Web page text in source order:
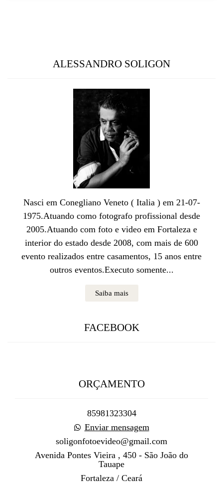
ALESSANDRO SOLIGON
Nasci em Conegliano Veneto ( Italia ) em 21-07-
1975.Atuando como fotografo profissional desde
2005.Atuando com foto e video em Fortaleza e
interior do estado desde 2008, com mais de 600
evento realizados entre casamentos, 15 anos entre
outros eventos.Executo somente...
Saiba mais
FACEBOOK
ORÇAMENTO
85981323304
Enviar mensagem
soligonfotoevideo@gmail.com
Avenida Pontes Vieira , 450 - São João do
Tauape
Fortaleza / Ceará